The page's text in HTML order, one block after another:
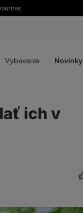
Vybavenie Novinky
ich v